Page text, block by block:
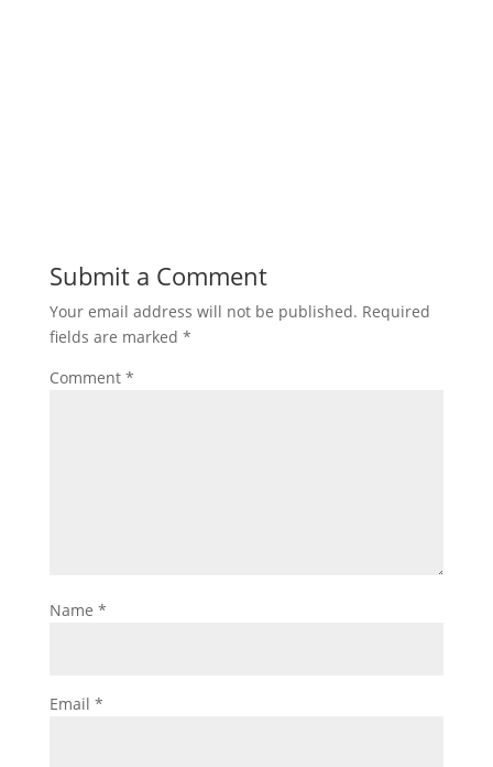
Submit a Comment
Your email address will not be published. Required
fields are marked *
Comment *
Name *
Email *